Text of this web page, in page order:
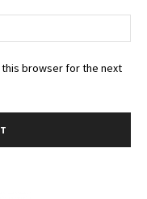
this browser for the next